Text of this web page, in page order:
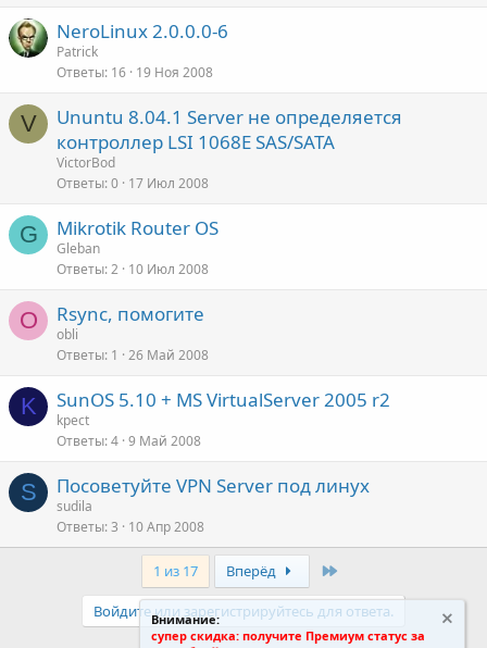
NeroLinux 2.0.0.0-6
Patrick
Ответы 16 19 Ноя 2008
V
Ununtu 8.04.1 Server не определяется
контроллер LSI 1068E SAS/SATA
VictorBod
Ответы 0 17 Июл 2008
G Mikrotik Router OS
Gleban
Ответы 2 10 Июл 2008
O Rsync, помогите
obli
Ответы 1 26 Май 2008
K SunOS 5.10 + MS VirtualServer 2005 r2
kpect
Ответы 4 9 Май 2008
S Посоветуйте VPN Server под линух
sudila
Ответы 3 10 Апр 2008
1 из 17 Вперёд
Войдите или зарегистрируйтесь для ответа.
Внимание:
супер скидка: получите Премиум статус за